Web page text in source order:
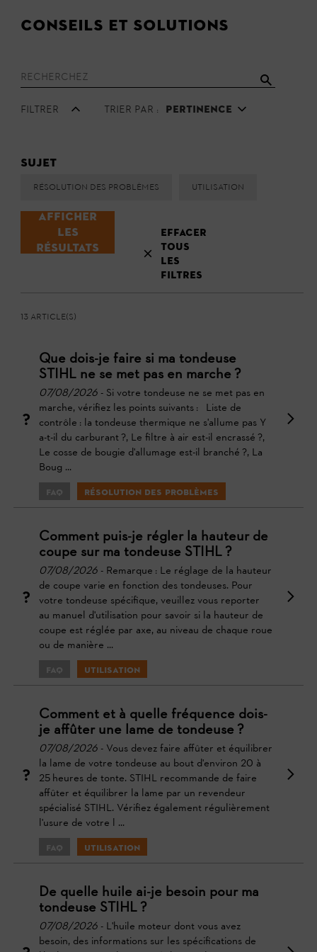
Conseils et solutions
Filtrer Trier par : Pertinence
Sujet
Résolution des problèmes Utilisation
Afficher
les
résultats
Effacer
tous
les
filtres
13 Article(s)
Que dois-je faire si ma tondeuse
STIHL ne se met pas en marche ?
07/08/2026 - Si votre tondeuse ne se met pas en
marche, vérifiez les points suivants : Liste de
contrôle : la tondeuse thermique ne s'allume pas Y
a-t-il du carburant ?, Le filtre à air est-il encrassé ?,
Le cosse de bougie d'allumage est-il branché ?, La
Boug ...
FAQ Résolution des problèmes
Comment puis-je régler la hauteur de
coupe sur ma tondeuse STIHL ?
07/08/2026 - Remarque : Le réglage de la hauteur
de coupe varie en fonction des tondeuses. Pour
votre tondeuse spécifique, veuillez vous reporter
au manuel d'utilisation pour savoir si la hauteur de
coupe est réglée par axe, au niveau de chaque roue
ou de manière ...
FAQ Utilisation
Comment et à quelle fréquence dois-
je affûter une lame de tondeuse ?
07/08/2026 - Vous devez faire affûter et équilibrer
la lame de votre tondeuse au bout d'environ 20 à
25 heures de tonte. STIHL recommande de faire
affûter et équilibrer la lame par un revendeur
spécialisé STIHL. Vérifiez également régulièrement
l'usure de votre l ...
FAQ Utilisation
De quelle huile ai-je besoin pour ma
tondeuse STIHL ?
07/08/2026 - L'huile moteur dont vous avez
besoin, des informations sur les spécifications de